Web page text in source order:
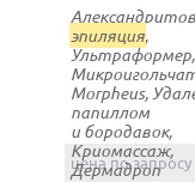
эпиляция,
Ультраформер,
Morpheus,
папиллом
и бородавок,
Криомассаж,
Дермадроп
цена по запросу